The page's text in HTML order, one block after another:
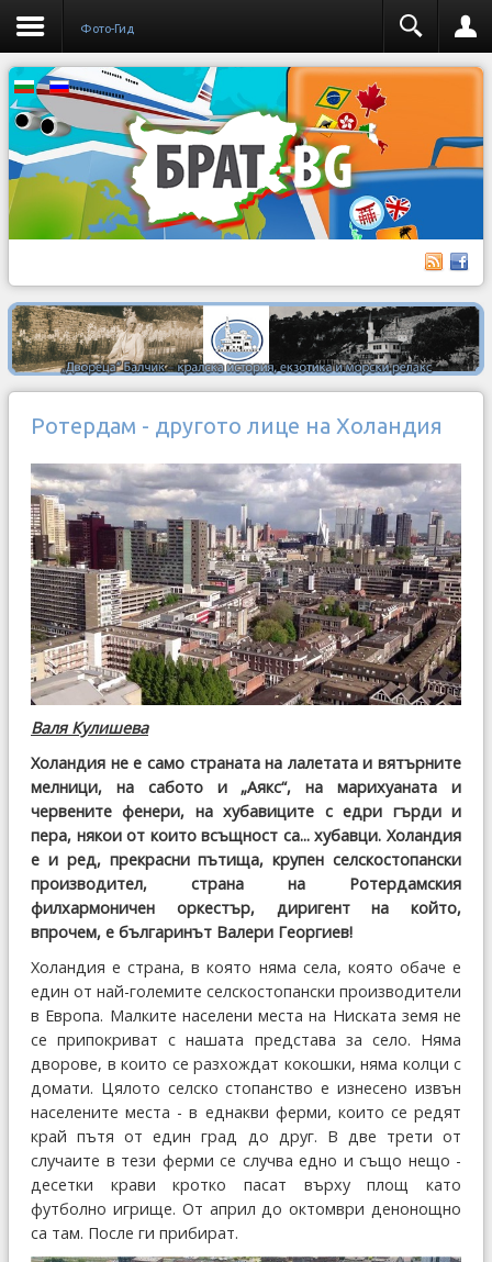
Фото-Гид
Ротердам - другото лице на Холандия
Валя Кулишева
Холандия не е само страната на лалетата и вятърните
мелници, на сабото и „Аякс“, на марихуаната и
червените фенери, на хубавиците с едри гърди и
пера, някои от които всъщност са... хубавци. Холандия
е и ред, прекрасни пътища, крупен селскостопански
производител, страна на Ротердамския
филхармоничен оркестър, диригент на който,
впрочем, е българинът Валери Георгиев!
Холандия е страна, в която няма села, която обаче е
един от най-големите селскостопански производители
в Европа. Малките населени места на Ниската земя не
се припокриват с нашата представа за село. Няма
дворове, в които се разхождат кокошки, няма колци с
домати. Цялото селско стопанство е изнесено извън
населените места - в еднакви ферми, които се редят
край пътя от един град до друг. В две трети от
случаите в тези ферми се случва едно и също нещо -
десетки крави кротко пасат върху площ като
футболно игрище. От април до октомври денонощно
са там. После ги прибират.